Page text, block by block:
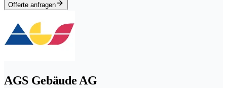
Offerte anfragen
AGS Gebäude AG